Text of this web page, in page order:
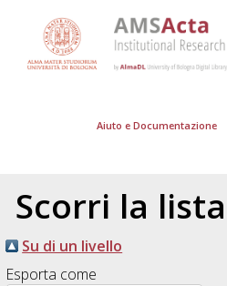
Aiuto e Documentazione
Scorri la
Su di un livello
Esporta come